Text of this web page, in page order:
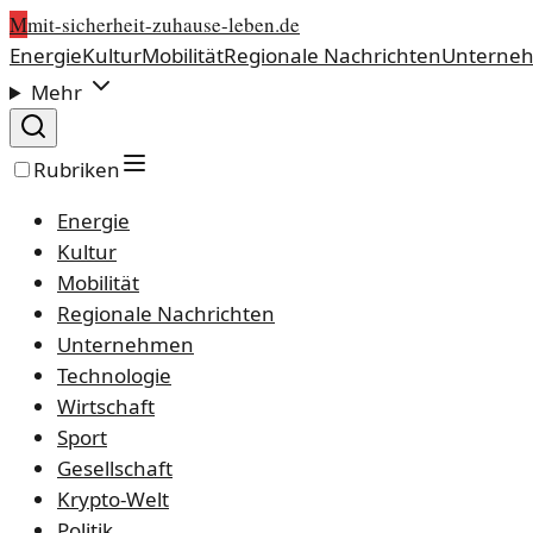
Mmit-sicherheit-zuhause-leben.de
EnergieKulturMobilitätRegionale Nachrichten
Mehr
Rubriken
Energie
Kultur
Mobilität
Regionale Nachrichten
Unternehmen
Technologie
Wirtschaft
Sport
Gesellschaft
Krypto-Welt